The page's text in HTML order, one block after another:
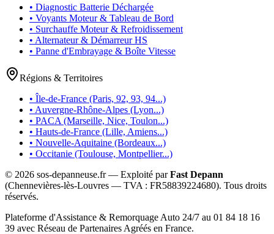
• Diagnostic Batterie Déchargée
• Voyants Moteur & Tableau de Bord
• Surchauffe Moteur & Refroidissement
• Alternateur & Démarreur HS
• Panne d'Embrayage & Boîte Vitesse
Régions & Territoires
• Île-de-France (Paris, 92, 93, 94...)
• Auvergne-Rhône-Alpes (Lyon...)
• PACA (Marseille, Nice, Toulon...)
• Hauts-de-France (Lille, Amiens...)
• Nouvelle-Aquitaine (Bordeaux...)
• Occitanie (Toulouse, Montpellier...)
© 2026 sos-depanneuse.fr — Exploité parFast Depann
(Chennevières-lès-Louvres — TVA : FR58839224680). Tous droits
réservés.
Plateforme d'Assistance & Remorquage Auto 24/7 au 01 84 18 16
39 avec Réseau de Partenaires Agréés en France.